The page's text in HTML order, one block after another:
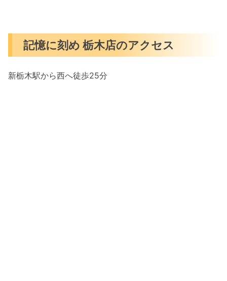
記憶に刻め 栃木店のアクセス
新栃木駅から西へ徒歩25分